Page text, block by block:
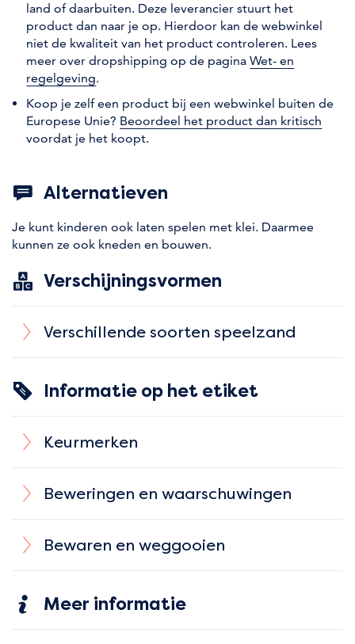
land of daarbuiten. Deze leverancier stuurt het
product dan naar je op. Hierdoor kan de webwinkel
niet de kwaliteit van het product controleren. Lees
meer over dropshipping op de paginaWet- en
regelgeving.
Koop je zelf een product bij een webwinkel buiten de
Europese Unie? Beoordeel het product dan kritisch
voordat je het koopt.
Alternatieven
Je kunt kinderen ook laten spelen met klei. Daarmee
kunnen ze ook kneden en bouwen.
Verschijningsvormen
Verschillende soorten speelzand
Informatie op het etiket
Keurmerken
Beweringen en waarschuwingen
Bewaren en weggooien
Meer informatie